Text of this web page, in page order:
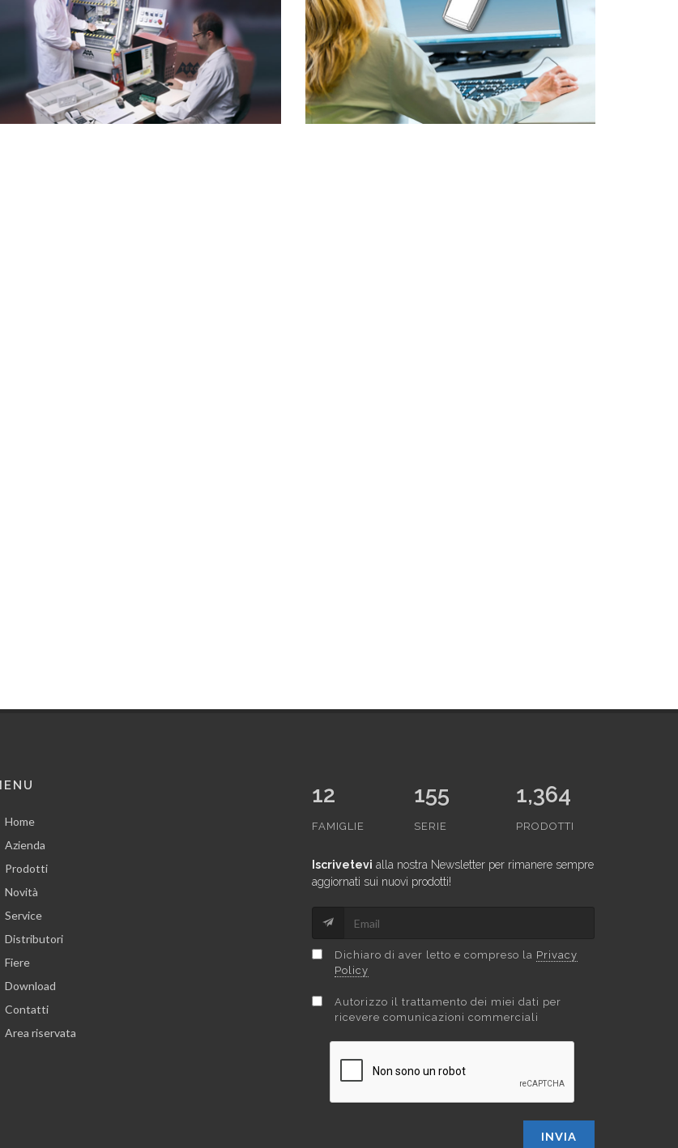
Home
Azienda
Prodotti
Novità
Service
Distributori
Fiere
Download
Contatti
Area riservata
12
FAMIGLIE
155
SERIE
1,364
PRODOTTI
Iscrivetevi alla nostra Newsletter per rimanere sempre
aggiornati sui nuovi prodotti!
Dichiaro di aver letto e compreso la Privacy
Policy
Autorizzo il trattamento dei miei dati per
ricevere comunicazioni commerciali
INVIA